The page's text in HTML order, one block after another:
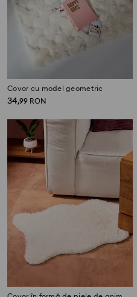
Covor cu model geometric
34,99 RON